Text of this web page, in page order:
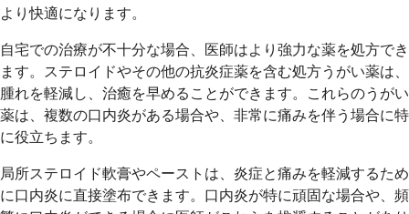
より快適になります。
自宅での治療が不十分な場合、医師はより強力な薬を処方でき
ます。ステロイドやその他の抗炎症薬を含む処方うがい薬は、
腫れを軽減し、治癒を早めることができます。これらのうがい
薬は、複数の口内炎がある場合や、非常に痛みを伴う場合に特
に役立ちます。
局所ステロイド軟膏やペーストは、炎症と痛みを軽減するため
に口内炎に直接塗布できます。口内炎が特に頑固な場合や、頻